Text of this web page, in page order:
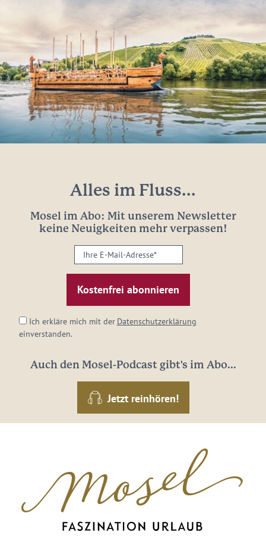
Alles im Fluss...
Mosel im Abo: Mit unserem Newsletter
keine Neuigkeiten mehr verpassen!
Ihre
E-
Mail-
Adresse:
Ich erkläre mich mit der Datenschutzerklärung
einverstanden.
Auch den Mosel-Podcast gibt's im Abo...
Jetzt reinhören!